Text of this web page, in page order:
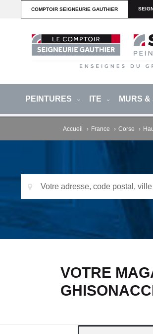
COMPTOIR SEIGNEURIE GAUTHIER
PEINTURES ITE MURS &
Accueil › France › Corse ›
VOTRE